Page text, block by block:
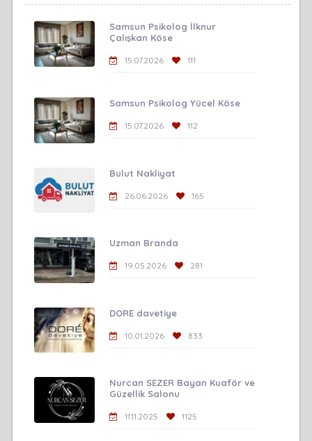
Samsun Psikolog İlknur
Çalışkan Köse
15.07.2026 111
Samsun Psikolog Yücel Köse
15.07.2026 112
Bulut Nakliyat
26.06.2026 165
Uzman Branda
19.05.2026 281
DORE davetiye
10.01.2026 833
Nurcan SEZER Bayan Kuaför ve
Güzellik Salonu
11.11.2025 1125